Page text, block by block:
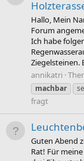
Hallo, Mein
Forum
Ich habe
Ziegelsteinen.
annikatri
machbar
fragt
Guten Abend
Rat! Für